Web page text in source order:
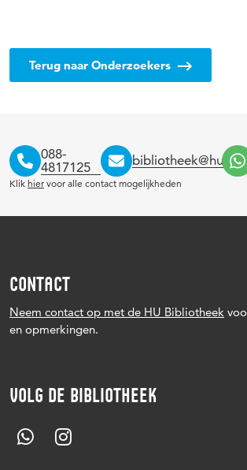
Terug naar Onderzoekers
088-
4817125
bibliotheek@hu.nl
Klik hier voor alle contact mogelijkheden
CONTACT
Neem contact op met de HU Bibliotheek
en opmerkingen.
VOLG DE BIBLIOTHEEK